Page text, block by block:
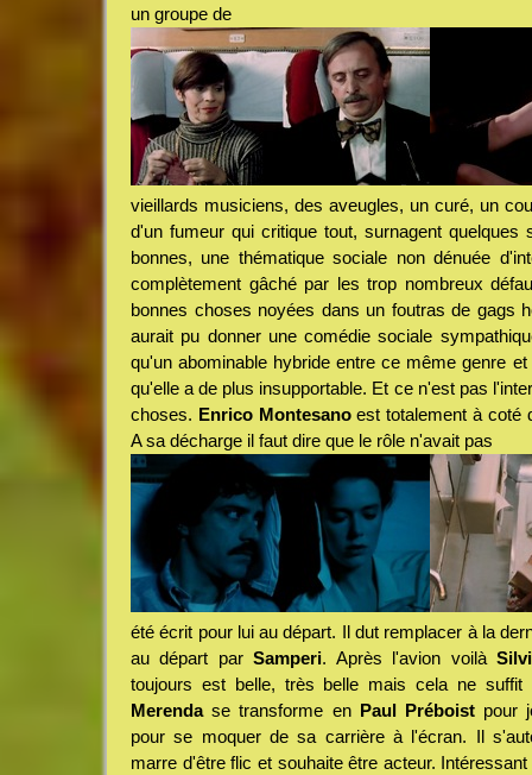
un groupe de
vieillards musiciens, des aveugles, un curé, un
d'un fumeur qui critique tout, surnagent quelques
bonnes, une thématique sociale non dénuée
complètement gâché par les trop nombreux
bonnes choses noyées dans un foutras de gags
aurait pu donner une comédie sociale
qu'un abominable hybride entre ce même genre
qu'elle a de plus insupportable. Et ce n'est pas
choses. Enrico Montesanoest totalement à coté
A sa décharge il faut dire que le rôle n'avait pas
été écrit pour lui au départ. Il dut remplacer à la
au départ parSamperi. Après l'avion voilà
toujours est belle, très belle mais cela ne
Merendase transforme en Paul Préboist pour
pour se moquer de sa carrière à l'écran. Il
marre d'être flic et souhaite être acteur.